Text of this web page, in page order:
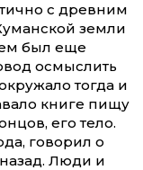
с древним
земли
был еще
осмыслить
тогда и
книге пищу
его тело.
говорил о
назад. Люди и